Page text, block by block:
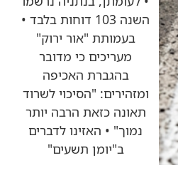
השנה 103 דוחות בלבד •
בעמותת "אור ירוק"
מעריכים כי מדובר
בהגברת האכיפה
ומזהירים: "הסיכוי לשרוד
תאונה כזאת הרבה יותר
נמוך" • האזינו לדברים
ב"יומן תשעים"